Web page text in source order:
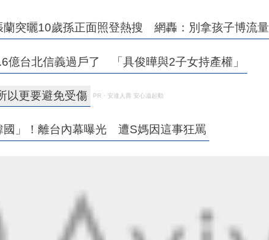
蘭突曬10歲孫正面照登熱搜 網轟：別拿孩子博流量
億台北信義過戶了 「具俊曄與2子女持產權」
以更要避免受傷 PR・安達人壽 安心溢起動
國」！離台內幕曝光 遭S媽因這事狂罵